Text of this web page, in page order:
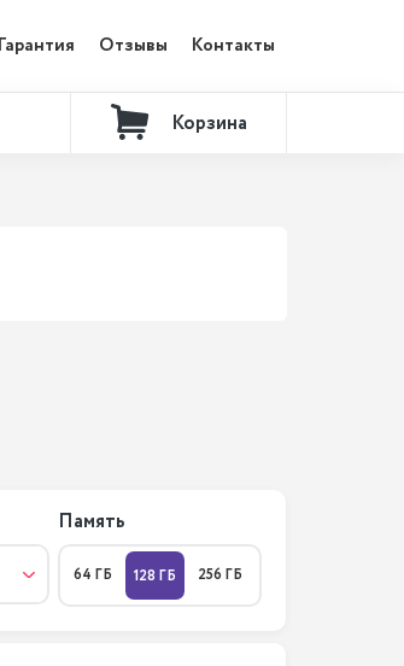
Гарантия Отзывы Контакты
Корзина
Память
64 ГБ 128 ГБ 256 ГБ